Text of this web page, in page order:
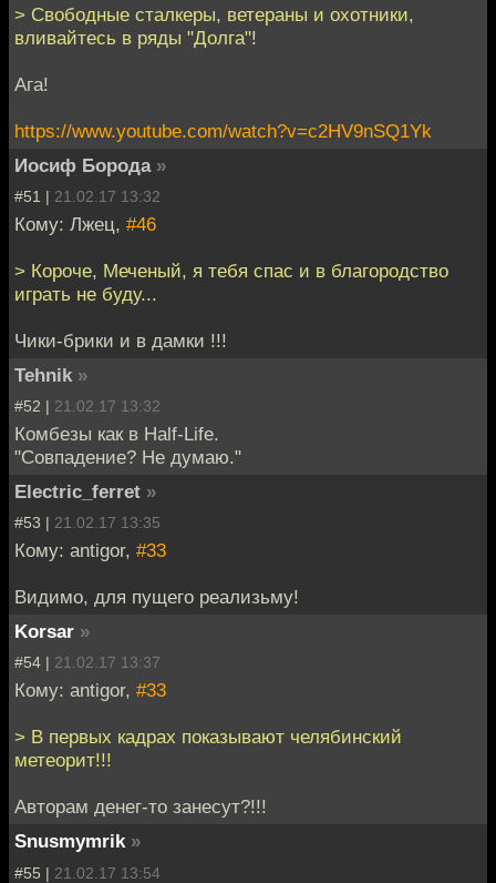
> Свободные сталкеры, ветераны и охотники,
вливайтесь в ряды "Долга"!
Ага!
https://www.youtube.com/watch?v=c2HV9nSQ1Yk
Иосиф Борода »
#51 | 21.02.17 13:32
Кому: Лжец, #46
> Короче, Меченый, я тебя спас и в благородство
играть не буду...
Чики-брики и в дамки !!!
Tehnik »
#52 | 21.02.17 13:32
Комбезы как в Half-Life.
"Совпадение? Не думаю."
Electric_ferret »
#53 | 21.02.17 13:35
Кому: antigor, #33
Видимо, для пущего реализьму!
Korsar »
#54 | 21.02.17 13:37
Кому: antigor, #33
> В первых кадрах показывают челябинский
метеорит!!!
Авторам денег-то занесут?!!!
Snusmymrik »
#55 | 21.02.17 13:54